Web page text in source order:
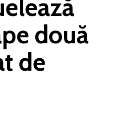
două
de